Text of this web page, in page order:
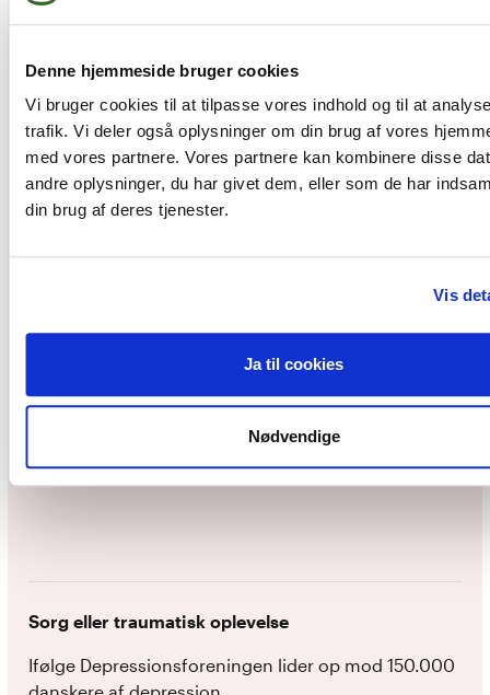
Denne hjemmeside bruger cookies
Vi bruger cookies til at tilpasse vores indhold og til at
trafik. Vi deler også oplysninger om din brug af vores
med vores partnere. Vores partnere kan kombinere disse
andre oplysninger, du har givet dem, eller som de har
din brug af deres tjenester.
Vis
Ja til cookies
Nødvendige
24%
danskere af depression.
16%
Sorg eller traumatisk oplevelse
Ifølge Depressionsforeningen lider op mod 150.000
danskere af depression.